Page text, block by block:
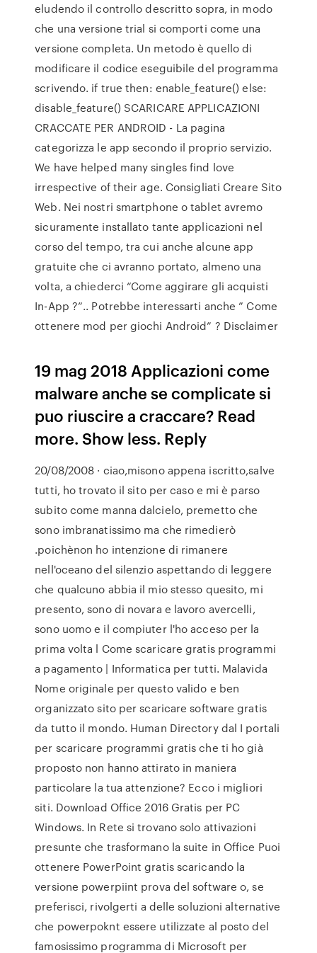
eludendo il controllo descritto sopra, in modo
che una versione trial si comporti come una
versione completa. Un metodo è quello di
modificare il codice eseguibile del programma
scrivendo. if true then: enable_feature() else:
disable_feature() SCARICARE APPLICAZIONI
CRACCATE PER ANDROID - La pagina
categorizza le app secondo il proprio servizio.
We have helped many singles find love
irrespective of their age. Consigliati Creare Sito
Web. Nei nostri smartphone o tablet avremo
sicuramente installato tante applicazioni nel
corso del tempo, tra cui anche alcune app
gratuite che ci avranno portato, almeno una
volta, a chiederci “Come aggirare gli acquisti
In-App ?”.. Potrebbe interessarti anche ” Come
ottenere mod per giochi Android” ? Disclaimer
19 mag 2018 Applicazioni come
malware anche se complicate si
puo riuscire a craccare? Read
more. Show less. Reply
20/08/2008 · ciao,misono appena iscritto,salve
tutti, ho trovato il sito per caso e mi è parso
subito come manna dalcielo, premetto che
sono imbranatissimo ma che rimedierò
.poichènon ho intenzione di rimanere
nell'oceano del silenzio aspettando di leggere
che qualcuno abbia il mio stesso quesito, mi
presento, sono di novara e lavoro avercelli,
sono uomo e il compiuter l'ho acceso per la
prima volta l Come scaricare gratis programmi
a pagamento | Informatica per tutti. Malavida
Nome originale per questo valido e ben
organizzato sito per scaricare software gratis
da tutto il mondo. Human Directory dal I portali
per scaricare programmi gratis che ti ho già
proposto non hanno attirato in maniera
particolare la tua attenzione? Ecco i migliori
siti. Download Office 2016 Gratis per PC
Windows. In Rete si trovano solo attivazioni
presunte che trasformano la suite in Office Puoi
ottenere PowerPoint gratis scaricando la
versione powerpiint prova del software o, se
preferisci, rivolgerti a delle soluzioni alternative
che powerpoknt essere utilizzate al posto del
famosissimo programma di Microsoft per